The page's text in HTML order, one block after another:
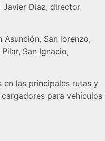
Javier Diaz, director
San lorenzo,
San Ignacio,
las principales rutas y
para vehículos